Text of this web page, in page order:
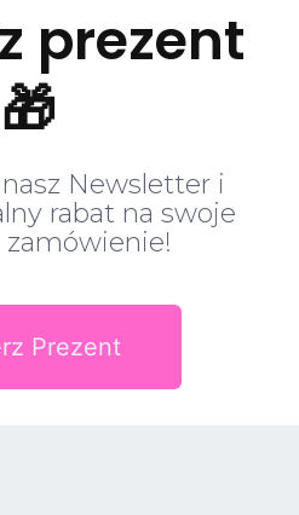
prezent
🎁
Newsletter i
rabat na swoje
zamówienie!
Prezent